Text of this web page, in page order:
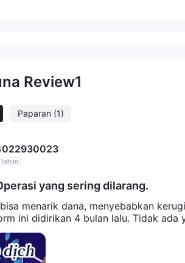
Review1
Paparan (1)
yang sering dilarang.
menarik dana, menyebabkan
ini didirikan 4 bulan lalu. Tidak ada